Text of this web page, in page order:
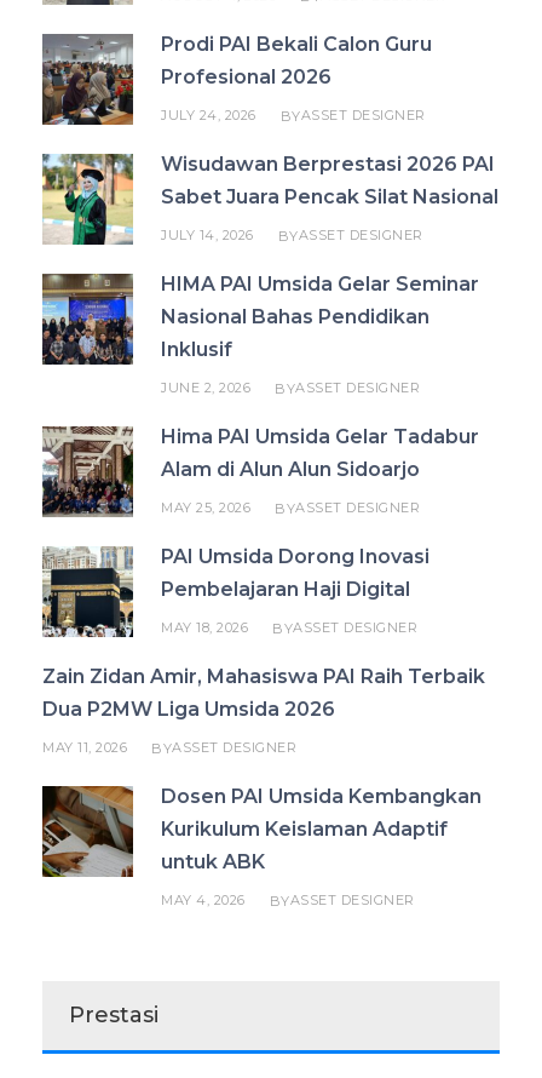
Prodi PAI Bekali Calon Guru
Profesional 2026
JULY 24, 2026 BYASSET DESIGNER
Wisudawan Berprestasi 2026 PAI
Sabet Juara Pencak Silat Nasional
JULY 14, 2026 BYASSET DESIGNER
HIMA PAI Umsida Gelar Seminar
Nasional Bahas Pendidikan
Inklusif
JUNE 2, 2026 BYASSET DESIGNER
Hima PAI Umsida Gelar Tadabur
Alam di Alun Alun Sidoarjo
MAY 25, 2026 BYASSET DESIGNER
PAI Umsida Dorong Inovasi
Pembelajaran Haji Digital
MAY 18, 2026 BYASSET DESIGNER
Zain Zidan Amir, Mahasiswa PAI Raih Terbaik
Dua P2MW Liga Umsida 2026
MAY 11, 2026 BYASSET DESIGNER
Dosen PAI Umsida Kembangkan
Kurikulum Keislaman Adaptif
untuk ABK
MAY 4, 2026 BYASSET DESIGNER
Prestasi